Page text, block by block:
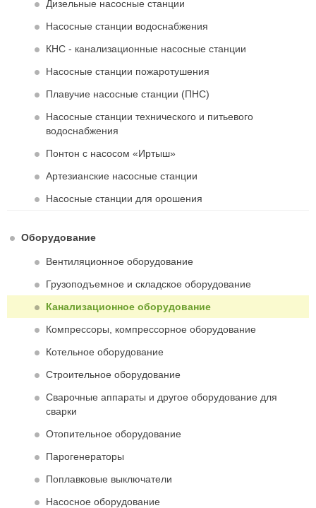
Дизельные насосные станции
Насосные станции водоснабжения
КНС - канализационные насосные станции
Насосные станции пожаротушения
Плавучие насосные станции (ПНС)
Насосные станции технического и питьевого
водоснабжения
Понтон с насосом «Иртыш»
Артезианские насосные станции
Насосные станции для орошения
Оборудование
Вентиляционное оборудование
Грузоподъемное и складское оборудование
Канализационное оборудование
Компрессоры, компрессорное оборудование
Котельное оборудование
Строительное оборудование
Сварочные аппараты и другое оборудование для
сварки
Отопительное оборудование
Парогенераторы
Поплавковые выключатели
Насосное оборудование